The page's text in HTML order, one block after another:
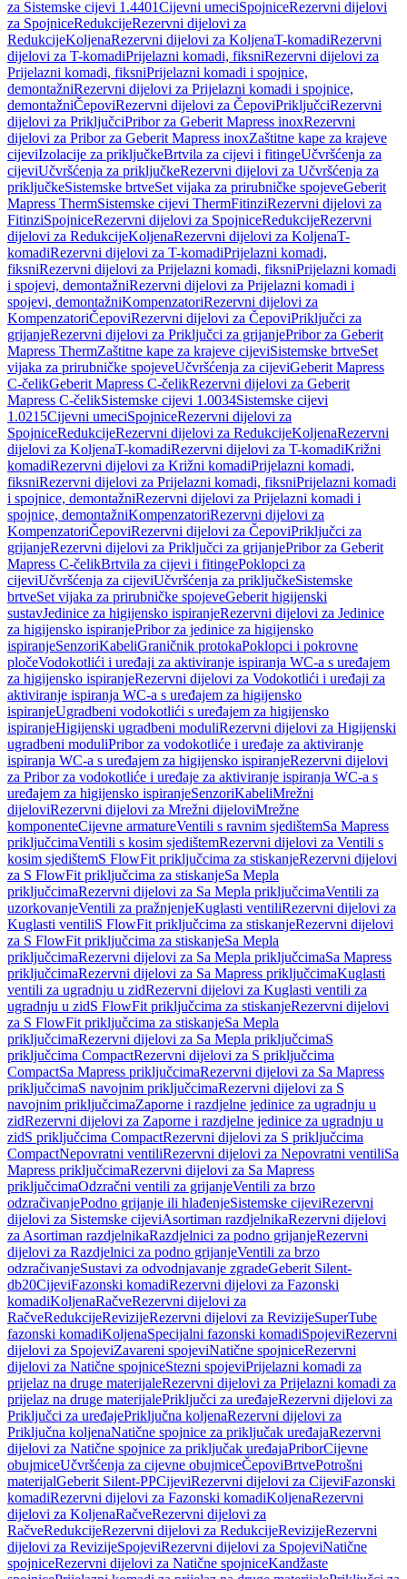
za Sistemske cijevi 1.4401Cijevni umeciSpojniceRezervni dijelovi
za SpojniceRedukcijeRezervni dijelovi za
RedukcijeKoljenaRezervni dijelovi za KoljenaT-komadiRezervni
dijelovi za T-komadiPrijelazni komadi, fiksniRezervni dijelovi za
Prijelazni komadi, fiksniPrijelazni komadi i spojnice,
demontažniRezervni dijelovi za Prijelazni komadi i spojnice,
demontažniČepoviRezervni dijelovi za ČepoviPriključciRezervni
dijelovi za PriključciPribor za Geberit Mapress inoxRezervni
dijelovi za Pribor za Geberit Mapress inoxZaštitne kape za krajeve
cijeviIzolacije za priključkeBrtvila za cijevi i fitingeUčvršćenja za
cijeviUčvršćenja za priključkeRezervni dijelovi za Učvršćenja za
priključkeSistemske brtveSet vijaka za prirubničke spojeveGeberit
Mapress ThermSistemske cijevi ThermFitinziRezervni dijelovi za
FitinziSpojniceRezervni dijelovi za SpojniceRedukcijeRezervni
dijelovi za RedukcijeKoljenaRezervni dijelovi za KoljenaT-
komadiRezervni dijelovi za T-komadiPrijelazni komadi,
fiksniRezervni dijelovi za Prijelazni komadi, fiksniPrijelazni komadi
i spojevi, demontažniRezervni dijelovi za Prijelazni komadi i
spojevi, demontažniKompenzatoriRezervni dijelovi za
KompenzatoriČepoviRezervni dijelovi za ČepoviPriključci za
grijanjeRezervni dijelovi za Priključci za grijanjePribor za Geberit
Mapress ThermZaštitne kape za krajeve cijeviSistemske brtveSet
vijaka za prirubničke spojeveUčvršćenja za cijeviGeberit Mapress
C-čelikGeberit Mapress C-čelikRezervni dijelovi za Geberit
Mapress C-čelikSistemske cijevi 1.0034Sistemske cijevi
1.0215Cijevni umeciSpojniceRezervni dijelovi za
SpojniceRedukcijeRezervni dijelovi za RedukcijeKoljenaRezervni
dijelovi za KoljenaT-komadiRezervni dijelovi za T-komadiKrižni
komadiRezervni dijelovi za Križni komadiPrijelazni komadi,
fiksniRezervni dijelovi za Prijelazni komadi, fiksniPrijelazni komadi
i spojnice, demontažniRezervni dijelovi za Prijelazni komadi i
spojnice, demontažniKompenzatoriRezervni dijelovi za
KompenzatoriČepoviRezervni dijelovi za ČepoviPriključci za
grijanjeRezervni dijelovi za Priključci za grijanjePribor za Geberit
Mapress C-čelikBrtvila za cijevi i fitingePoklopci za
cijeviUčvršćenja za cijeviUčvršćenja za priključkeSistemske
brtveSet vijaka za prirubničke spojeveGeberit higijenski
sustavJedinice za higijensko ispiranjeRezervni dijelovi za Jedinice
za higijensko ispiranjePribor za jedinice za higijensko
ispiranjeSenzoriKabeliGraničnik protokaPoklopci i pokrovne
pločeVodokotlići i uređaji za aktiviranje ispiranja WC-a s uređajem
za higijensko ispiranjeRezervni dijelovi za Vodokotlići i uređaji za
aktiviranje ispiranja WC-a s uređajem za higijensko
ispiranjeUgradbeni vodokotlići s uređajem za higijensko
ispiranjeHigijenski ugradbeni moduliRezervni dijelovi za Higijenski
ugradbeni moduliPribor za vodokotliće i uređaje za aktiviranje
ispiranja WC-a s uređajem za higijensko ispiranjeRezervni dijelovi
za Pribor za vodokotliće i uređaje za aktiviranje ispiranja WC-a s
uređajem za higijensko ispiranjeSenzoriKabeliMrežni
dijeloviRezervni dijelovi za Mrežni dijeloviMrežne
komponenteCijevne armatureVentili s ravnim sjedištemSa Mapress
priključcimaVentili s kosim sjedištemRezervni dijelovi za Ventili s
kosim sjedištemS FlowFit priključcima za stiskanjeRezervni dijelovi
za S FlowFit priključcima za stiskanjeSa Mepla
priključcimaRezervni dijelovi za Sa Mepla priključcimaVentili za
uzorkovanjeVentili za pražnjenjeKuglasti ventiliRezervni dijelovi za
Kuglasti ventiliS FlowFit priključcima za stiskanjeRezervni dijelovi
za S FlowFit priključcima za stiskanjeSa Mepla
priključcimaRezervni dijelovi za Sa Mepla priključcimaSa Mapress
priključcimaRezervni dijelovi za Sa Mapress priključcimaKuglasti
ventili za ugradnju u zidRezervni dijelovi za Kuglasti ventili za
ugradnju u zidS FlowFit priključcima za stiskanjeRezervni dijelovi
za S FlowFit priključcima za stiskanjeSa Mepla
priključcimaRezervni dijelovi za Sa Mepla priključcimaS
priključcima CompactRezervni dijelovi za S priključcima
CompactSa Mapress priključcimaRezervni dijelovi za Sa Mapress
priključcimaS navojnim priključcimaRezervni dijelovi za S
navojnim priključcimaZaporne i razdjelne jedinice za ugradnju u
zidRezervni dijelovi za Zaporne i razdjelne jedinice za ugradnju u
zidS priključcima CompactRezervni dijelovi za S priključcima
CompactNepovratni ventiliRezervni dijelovi za Nepovratni ventiliSa
Mapress priključcimaRezervni dijelovi za Sa Mapress
priključcimaOdzračni ventili za grijanjeVentili za brzo
odzračivanjePodno grijanje ili hlađenjeSistemske cijeviRezervni
dijelovi za Sistemske cijeviAsortiman razdjelnikaRezervni dijelovi
za Asortiman razdjelnikaRazdjelnici za podno grijanjeRezervni
dijelovi za Razdjelnici za podno grijanjeVentili za brzo
odzračivanjeSustavi za odvodnjavanje zgradeGeberit Silent-
db20CijeviFazonski komadiRezervni dijelovi za Fazonski
komadiKoljenaRačveRezervni dijelovi za
RačveRedukcijeRevizijeRezervni dijelovi za RevizijeSuperTube
fazonski komadiKoljenaSpecijalni fazonski komadiSpojeviRezervni
dijelovi za SpojeviZavareni spojeviNatične spojniceRezervni
dijelovi za Natične spojniceStezni spojeviPrijelazni komadi za
prijelaz na druge materijaleRezervni dijelovi za Prijelazni komadi za
prijelaz na druge materijalePriključci za uređajeRezervni dijelovi za
Priključci za uređajePriključna koljenaRezervni dijelovi za
Priključna koljenaNatične spojnice za priključak uređajaRezervni
dijelovi za Natične spojnice za priključak uređajaPriborCijevne
obujmiceUčvršćenja za cijevne obujmiceČepoviBrtvePotrošni
materijalGeberit Silent-PPCijeviRezervni dijelovi za CijeviFazonski
komadiRezervni dijelovi za Fazonski komadiKoljenaRezervni
dijelovi za KoljenaRačveRezervni dijelovi za
RačveRedukcijeRezervni dijelovi za RedukcijeRevizijeRezervni
dijelovi za RevizijeSpojeviRezervni dijelovi za SpojeviNatične
spojniceRezervni dijelovi za Natične spojniceKandžaste